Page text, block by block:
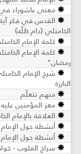
معنى عاشوراء
القدس في فكر آية
الخامنئي (دام ظلّه)
كلمة الإمام
كلمة الإمام
رمضان"
شرح الإمام
البارزة
منهم نتعلّم
معز المؤمنين
العلاقة بالإمام
أنشطة حول
أنشطة حول
سراج القلوب -